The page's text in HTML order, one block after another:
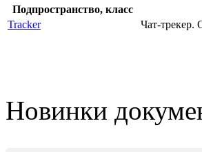
Подпространство, класс
Tracker
Чат-трекер.
Новинки